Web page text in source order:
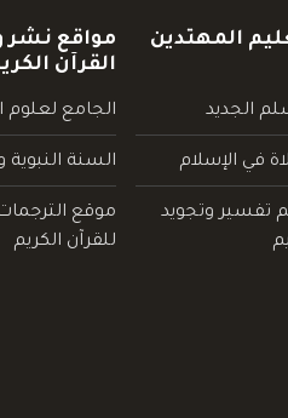
المهتدين
الجديد
في الإسلام
تفسير وتجويد
مواقع نشر
القرآن
الجامع لعلوم
السنة النبوية
موقع
للقرآن الكريم